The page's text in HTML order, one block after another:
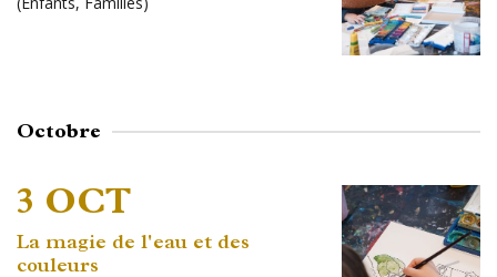
Octobre
3 OCT
La magie de l'eau et des
couleurs